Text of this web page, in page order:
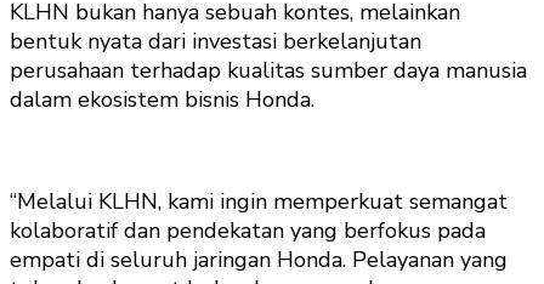
KLHN bukan hanya sebuah kontes, melainkan
bentuk nyata dari investasi berkelanjutan
perusahaan terhadap kualitas sumber daya manusia
dalam ekosistem bisnis Honda.
“Melalui KLHN, kami ingin memperkuat semangat
kolaboratif dan pendekatan yang berfokus pada
empati di seluruh jaringan Honda. Pelayanan yang